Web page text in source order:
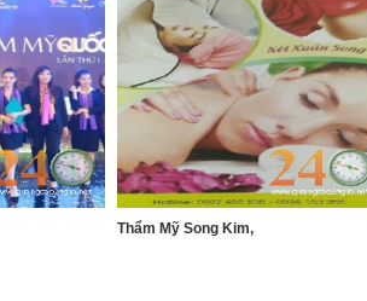
Thẩm Mỹ Song Kim,